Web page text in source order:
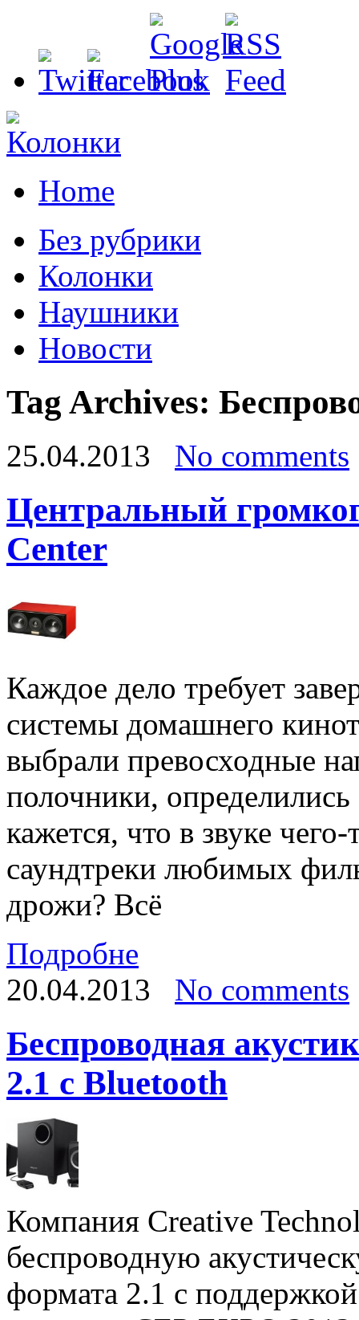
Home
Без рубрики
Колонки
Наушники
Новости
Tag Archives:
25.04.2013 No comments
Центральный
Center
Каждое дело требует
системы домашнего
выбрали превосходные
полочники,
кажется, что в звуке
саундтреки любимых
дрожи? Всё
Подробне
20.04.2013
No comments
Беспроводная
2.1 с Bluetooth
Компания Creative
беспроводную
формата 2.1 с